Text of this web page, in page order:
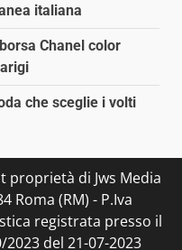
italiana
Chanel color
che sceglie i volti
proprietà di Jws Media
Roma (RM) - P.Iva
registrata presso il
del 21-07-2023